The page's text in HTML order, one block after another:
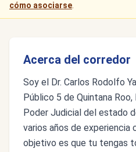
cómo asociarse
Acerca del corredor
Soy el Dr. Carlos Rodolfo
Público 5 de Quintana
Poder Judicial del estado
varios años de experiencia
objetivo es que tu tengas